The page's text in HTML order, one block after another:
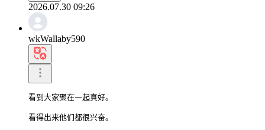
2026.07.30 09:26
wkWallaby590
看到大家聚在一起真好。
看得出来他们都很兴奋。